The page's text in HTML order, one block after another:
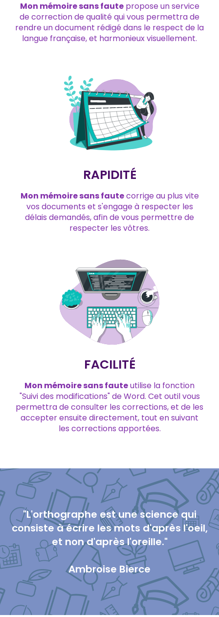
Mon mémoire sans fautepropose un service
de correction de qualité qui vous permettra de
rendre un document rédigé dans le respect de la
langue française, et harmonieux visuellement.
RAPIDITÉ
Mon mémoire sans fautecorrige au plus vite
vos documents et s'engage à respecter les
délais demandés, afin de vous permettre de
respecter les vôtres.
FACILITÉ
Mon mémoire sans fauteutilise la fonction
"Suivi des modifications" de Word. Cet outil vous
permettra de consulter les corrections, et de les
accepter ensuite directement, tout en suivant
les corrections apportées.
"L'orthographe est une science qui
consiste à écrire les mots d'après l'oeil,
et non d'après l'oreille."
Ambroise Bierce